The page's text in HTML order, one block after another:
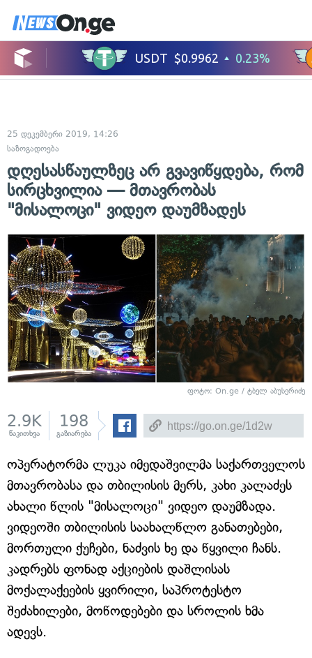
25 დეკემბერი 2019, 14:26
საზოგადოება
დღესასწაულზეც არ გვავიწყდება, რომ
სირცხვილია — მთავრობას
"მისალოცი" ვიდეო დაუმზადეს
ფოტო: On.ge / ტბელ აბუსერიძე
2.9K
წაკითხვა
198
გაზიარება
ოპერატორმა ლუკა იმედაშვილმა საქართველოს
მთავრობასა და თბილისის მერს, კახი კალაძეს
ახალი წლის "მისალოცი" ვიდეო დაუმზადა.
ვიდეოში თბილისის საახალწლო განათებები,
მორთული ქუჩები, ნაძვის ხე და წყვილი ჩანს.
კადრებს ფონად აქციების დაშლისას
მოქალაქეების ყვირილი, საპროტესტო
შეძახილები, მოწოდებები და სროლის ხმა
ადევს.